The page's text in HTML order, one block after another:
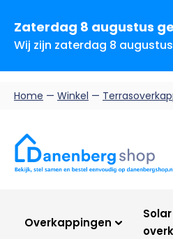
Zaterdag 8 augustus
Wij zijn zaterdag 8
Home — Winkel —
Overkappingen
Solar